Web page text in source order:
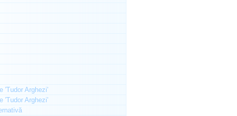
'Tudor Arghezi'
'Tudor Arghezi'